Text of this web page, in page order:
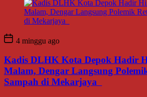
4 minggu ago
Kadis DLHK Kota Depok Hadir
Malam, Dengar Langsung
Sampah di Mekarjaya